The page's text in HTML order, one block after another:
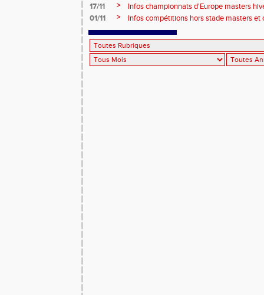
17/11
>
Infos championnats d'Europe masters
01/11
> Infos compétitions hors stade masters et